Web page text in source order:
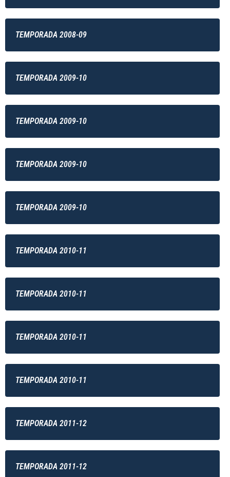
TEMPORADA 2008-09
TEMPORADA 2009-10
TEMPORADA 2009-10
TEMPORADA 2009-10
TEMPORADA 2009-10
TEMPORADA 2010-11
TEMPORADA 2010-11
TEMPORADA 2010-11
TEMPORADA 2010-11
TEMPORADA 2011-12
TEMPORADA 2011-12